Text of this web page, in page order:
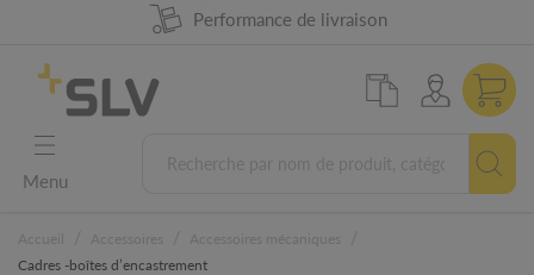
Disponibilité produit à 98%
Performance de livraison
Garantie 5 ans
Conception Allemande
Menu
Cadres -boîtes d’encastrement